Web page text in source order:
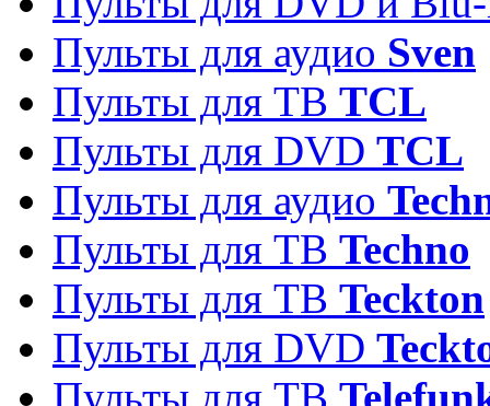
Пульты для аудио Sven
Пульты для ТВ TCL
Пульты для DVD TCL
Пульты для аудио
Пульты для ТВ Techno
Пульты для ТВ Teckton
Пульты для DVD
Пульты для ТВ